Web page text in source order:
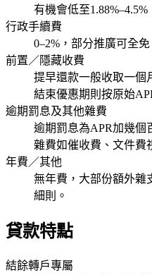
有機會低至
行政手續費
0–2%，部分推廣可全
前置／隱藏收費
提早還款一般收取一個
結束優惠期則按原始
逾期罰息及其他雜費
逾期罰息為APR加幾個
雜費如催收費、文件費
年費／其他
無年費，大部份額外雜
細則。
貸款特點
結餘轉戶專屬